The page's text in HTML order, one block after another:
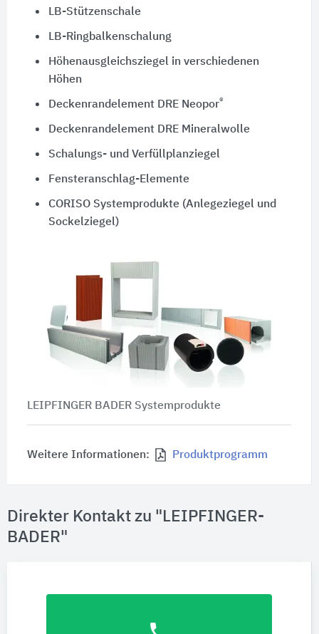
LB-Stützenschale
LB-Ringbalkenschalung
Höhenausgleichsziegel in verschiedenen
Höhen
Deckenrandelement DRE Neopor®
Deckenrandelement DRE Mineralwolle
Schalungs- und Verfüllplanziegel
Fensteranschlag-Elemente
CORISO Systemprodukte (Anlegeziegel und
Sockelziegel)
LEIPFINGER BADER Systemprodukte
Weitere Informationen: Produktprogramm
Direkter Kontakt zu "LEIPFINGER-
BADER"